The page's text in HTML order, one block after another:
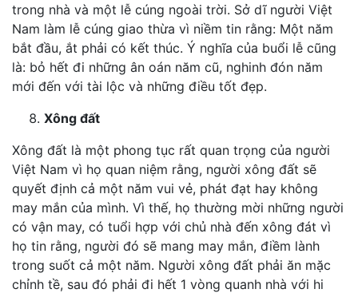
trong nhà và một lễ cúng ngoài trời. Sở dĩ người Việt
Nam làm lễ cúng giao thừa vì niềm tin rằng: Một năm
bắt đầu, ắt phải có kết thúc. Ý nghĩa của buổi lễ cũng
là: bỏ hết đi những ân oán năm cũ, nghinh đón năm
mới đến với tài lộc và những điều tốt đẹp.
Xông đất
Xông đất là một phong tục rất quan trọng của người
Việt Nam vì họ quan niệm rằng, người xông đất sẽ
quyết định cả một năm vui vẻ, phát đạt hay không
may mắn của mình. Vì thế, họ thường mời những người
có vận may, có tuổi hợp với chủ nhà đến xông đát vì
họ tin rằng, người đó sẽ mang may mắn, điềm lành
trong suốt cả một năm. Người xông đất phải ăn mặc
chỉnh tề, sau đó phải đi hết 1 vòng quanh nhà với hi